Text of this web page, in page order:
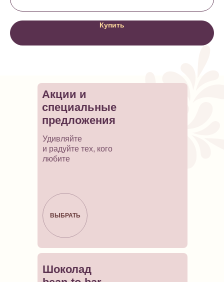
Купить
Шоколад
ВЫБРАТЬ
Акции и
специальные
предложения
Удивляйте
и радуйте тех, кого
любите